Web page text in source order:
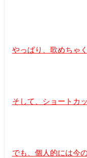
やっぱり、歌めちゃ
そして、ショートカ
でも、個人的には今